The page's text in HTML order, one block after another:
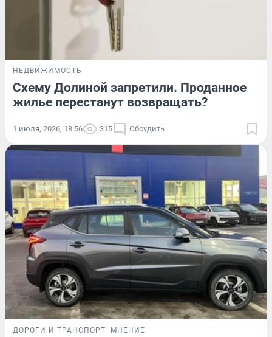
НЕДВИЖИМОСТЬ
Схему Долиной запретили. Проданное
жилье перестанут возвращать?
1 июля, 2026, 18:56 315 Обсудить
ДОРОГИ И ТРАНСПОРТ МНЕНИЕ